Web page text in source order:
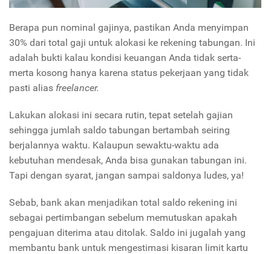
Berapa pun nominal gajinya, pastikan Anda menyimpan
30% dari total gaji untuk alokasi ke rekening tabungan. Ini
adalah bukti kalau kondisi keuangan Anda tidak serta-
merta kosong hanya karena status pekerjaan yang tidak
pasti alias freelancer.
Lakukan alokasi ini secara rutin, tepat setelah gajian
sehingga jumlah saldo tabungan bertambah seiring
berjalannya waktu. Kalaupun sewaktu-waktu ada
kebutuhan mendesak, Anda bisa gunakan tabungan ini.
Tapi dengan syarat, jangan sampai saldonya ludes, ya!
Sebab, bank akan menjadikan total saldo rekening ini
sebagai pertimbangan sebelum memutuskan apakah
pengajuan diterima atau ditolak. Saldo ini jugalah yang
membantu bank untuk mengestimasi kisaran limit kartu